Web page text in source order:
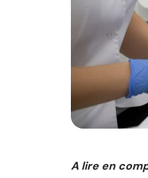
A lire en